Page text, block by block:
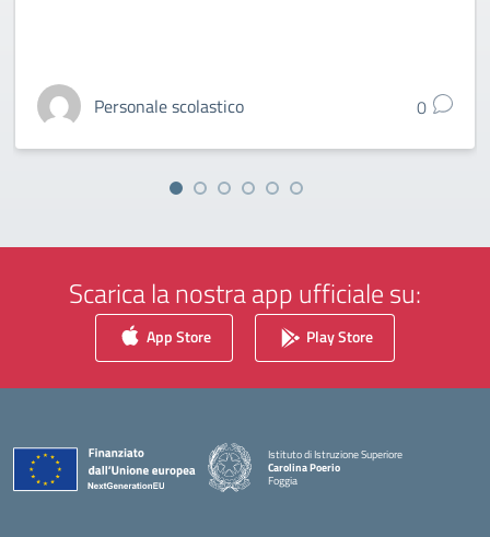
Personale scolastico 0
Scarica la nostra app ufficiale su:
App Store Play Store
Istituto di Istruzione Superiore
Carolina Poerio
Foggia
— Visita la pagina iniziale della scuola